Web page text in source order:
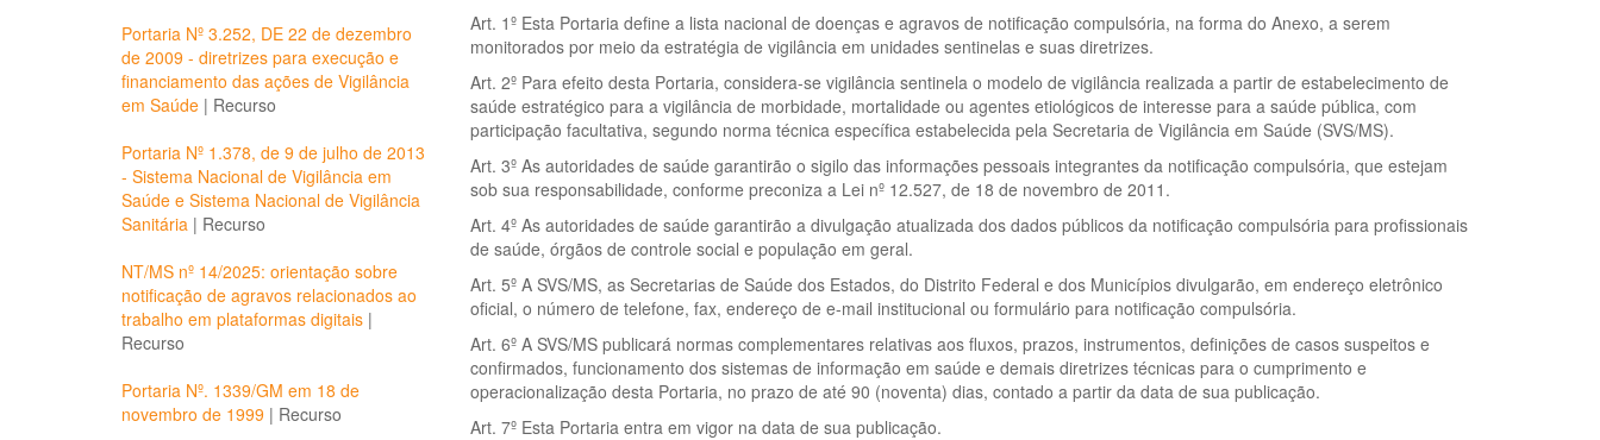
Portaria Nº 3.252, DE 22 de dezembro
de 2009 - diretrizes para execução e
financiamento das ações de Vigilância
em Saúde | Recurso
Portaria Nº 1.378, de 9 de julho de 2013
- Sistema Nacional de Vigilância em
Saúde e Sistema Nacional de Vigilância
Sanitária | Recurso
NT/MS nº 14/2025: orientação sobre
notificação de agravos relacionados ao
trabalho em plataformas digitais |
Recurso
Portaria Nº. 1339/GM em 18 de
novembro de 1999 | Recurso
Art. 1º Esta Portaria define a lista nacional de doenças e agravos de notificação compulsória, na forma do Anexo, a serem
monitorados por meio da estratégia de vigilância em unidades sentinelas e suas diretrizes.
Art. 2º Para efeito desta Portaria, considera-se vigilância sentinela o modelo de vigilância realizada a partir de estabelecimento de
saúde estratégico para a vigilância de morbidade, mortalidade ou agentes etiológicos de interesse para a saúde pública, com
participação facultativa, segundo norma técnica específica estabelecida pela Secretaria de Vigilância em Saúde (SVS/MS).
Art. 3º As autoridades de saúde garantirão o sigilo das informações pessoais integrantes da notificação compulsória, que estejam
sob sua responsabilidade, conforme preconiza a Lei nº 12.527, de 18 de novembro de 2011.
Art. 4º As autoridades de saúde garantirão a divulgação atualizada dos dados públicos da notificação compulsória para profissionais
de saúde, órgãos de controle social e população em geral.
Art. 5º A SVS/MS, as Secretarias de Saúde dos Estados, do Distrito Federal e dos Municípios divulgarão, em endereço eletrônico
oficial, o número de telefone, fax, endereço de e-mail institucional ou formulário para notificação compulsória.
Art. 6º A SVS/MS publicará normas complementares relativas aos fluxos, prazos, instrumentos, definições de casos suspeitos e
confirmados, funcionamento dos sistemas de informação em saúde e demais diretrizes técnicas para o cumprimento e
operacionalização desta Portaria, no prazo de até 90 (noventa) dias, contado a partir da data de sua publicação.
Art. 7º Esta Portaria entra em vigor na data de sua publicação.